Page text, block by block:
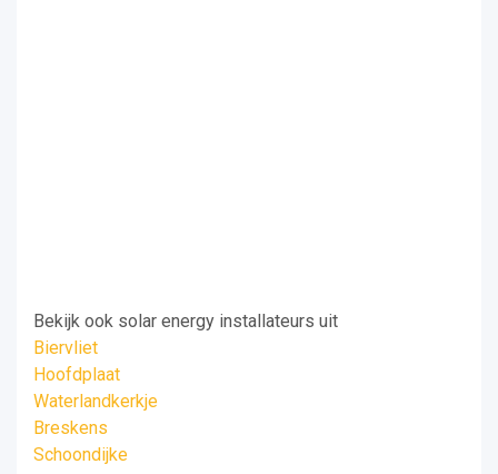
Bekijk ook solar energy installateurs uit
Biervliet
Hoofdplaat
Waterlandkerkje
Breskens
Schoondijke